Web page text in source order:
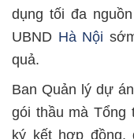
dụng tối đa
UBND Hà Nội
quả.
Ban Quản lý dự
gói thầu mà Tổng
ký kết hợp đồng,